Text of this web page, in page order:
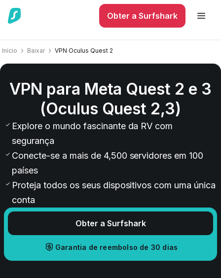
Obter a Surfshark
Início Baixar VPN Oculus Quest 2
VPN para Meta Quest 2 e 3
(Oculus Quest 2,3)
Explore o mundo fascinante da RV com
segurança
Conecte-se a mais de 4,500 servidores em 100
países
Proteja todos os seus dispositivos com uma única
conta
Obter a Surfshark
Garantia de reembolso de 30 dias